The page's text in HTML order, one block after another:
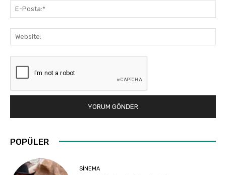
POPÜLER
SINEMA